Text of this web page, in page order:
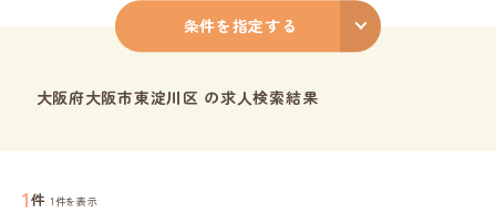
条件を指定する
大阪府大阪市東淀川区 の求人検索結果
1件 1件を表示